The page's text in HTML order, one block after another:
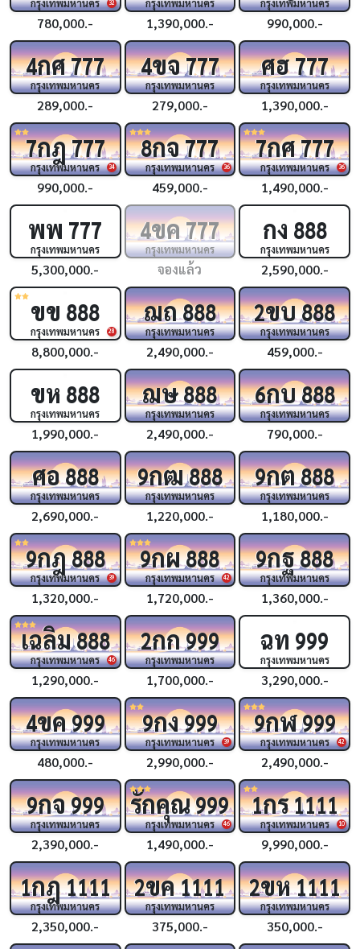
32
กรุงเทพมหานคร
780,000.-
กรุงเทพมหานคร
1,390,000.-
กรุงเทพมหานคร
990,000.-
4กศ777
กรุงเทพมหานคร
289,000.-
4ขจ777
กรุงเทพมหานคร
279,000.-
ศฮ777
กรุงเทพมหานคร
1,390,000.-
34
7กฎ777
กรุงเทพมหานคร
990,000.-
36
8กจ777
กรุงเทพมหานคร
459,000.-
36
7กศ777
กรุงเทพมหานคร
1,490,000.-
พพ 777
กรุงเทพมหานคร
5,300,000.-
4ขค777
กรุงเทพมหานคร
จองแล้ว
กง 888
กรุงเทพมหานคร
2,590,000.-
28
ขข 888
กรุงเทพมหานคร
8,800,000.-
ฌถ888
กรุงเทพมหานคร
2,490,000.-
2ขบ888
กรุงเทพมหานคร
459,000.-
ขห 888
กรุงเทพมหานคร
1,990,000.-
ฌษ888
กรุงเทพมหานคร
2,490,000.-
6กบ888
กรุงเทพมหานคร
790,000.-
ศอ888
กรุงเทพมหานคร
2,690,000.-
9กฒ888
กรุงเทพมหานคร
1,220,000.-
9กต888
กรุงเทพมหานคร
1,180,000.-
39
9กฎ888
กรุงเทพมหานคร
1,320,000.-
42
9กผ888
กรุงเทพมหานคร
1,720,000.-
9กฐ888
กรุงเทพมหานคร
1,360,000.-
46
เฉลิม888
กรุงเทพมหานคร
1,290,000.-
2กก999
กรุงเทพมหานคร
1,700,000.-
ฉท 999
กรุงเทพมหานคร
3,290,000.-
4ขค999
กรุงเทพมหานคร
480,000.-
39
9กง999
กรุงเทพมหานคร
2,990,000.-
42
9กฬ999
กรุงเทพมหานคร
2,490,000.-
9กจ999
กรุงเทพมหานคร
2,390,000.-
46
รักคุณ999
กรุงเทพมหานคร
1,490,000.-
10
1กร1111
กรุงเทพมหานคร
9,990,000.-
1กฎ1111
กรุงเทพมหานคร
2,350,000.-
2ขค1111
กรุงเทพมหานคร
375,000.-
2ขห1111
กรุงเทพมหานคร
350,000.-